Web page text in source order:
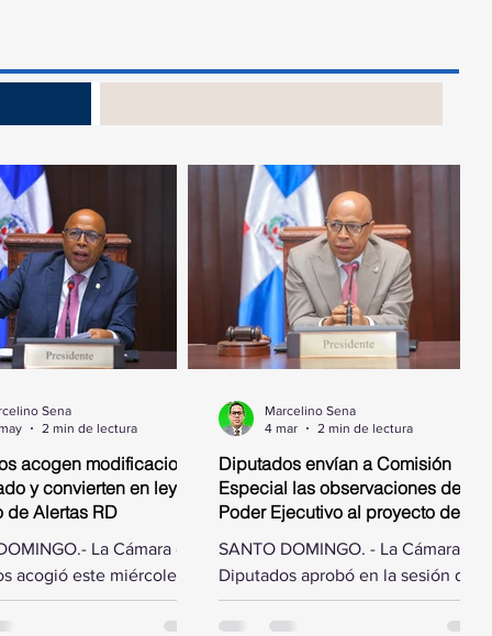
acogen modificaciones
y convierten en ley
de Alertas RD
La Cámara de
acogió este miércoles
hechas por el
la República al proyecto
Sena
2 min de lectura
Diputados envían a Comisión
Especial las observaciones del
Poder Ejecutivo al proyecto de ley
por obras ejecutadas
SANTO DOMINGO. - La Cámara de
Diputados aprobó en la sesión de
este miércoles designar una
comisión especial para estudiar las
Marcelino Sena
4 mar
2 min de lectura